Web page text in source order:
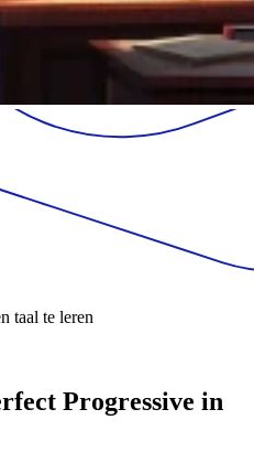
taal te leren
Progressive in